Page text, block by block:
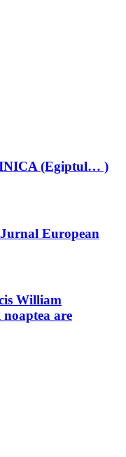
(Egiptul… )
European
William
are